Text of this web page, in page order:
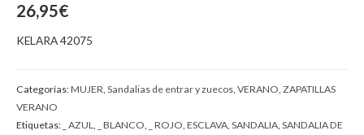
26,95€
KELARA 42075
Categorías:MUJER Sandalias de entrar y zuecos VERANO ZAPATILLAS
VERANO
Etiquetas: _ AZUL _ BLANCO _ ROJO ESCLAVA SANDALIA SANDALIA DE